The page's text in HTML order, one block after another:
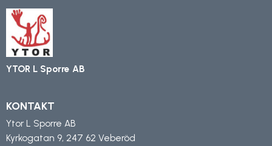
YTOR L Sporre AB
KONTAKT
Ytor L Sporre AB
Kyrkogatan 9, 247 62 Veberöd